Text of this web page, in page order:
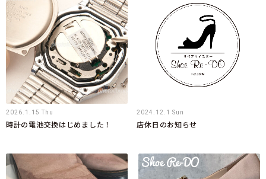
2026.1.15 Thu
時計の電池交換はじめました！
2024.12.1 Sun
店休日のお知らせ